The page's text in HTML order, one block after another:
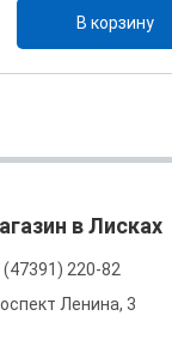
В корзину
в Лисках
(47391) 220-82
Ленина, 3